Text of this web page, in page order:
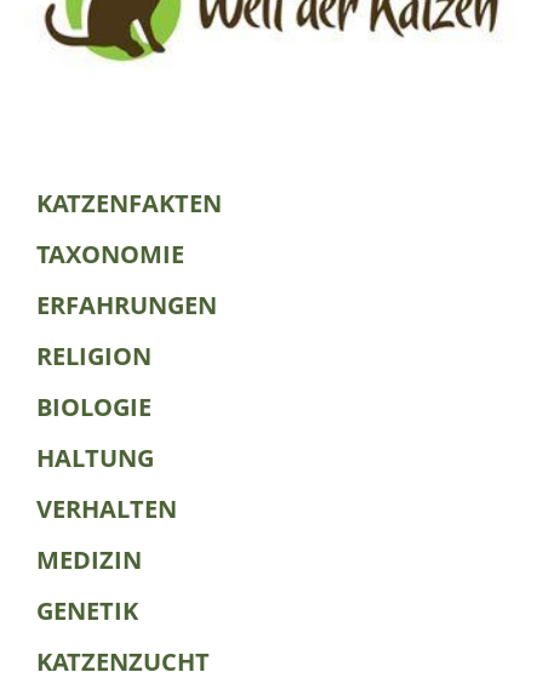
KATZENFAKTEN
TAXONOMIE
ERFAHRUNGEN
RELIGION
BIOLOGIE
HALTUNG
VERHALTEN
MEDIZIN
GENETIK
KATZENZUCHT